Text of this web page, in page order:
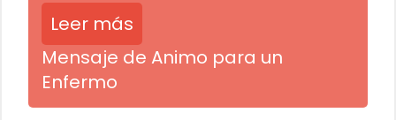
Leer más
Mensaje de Animo para un
Enfermo